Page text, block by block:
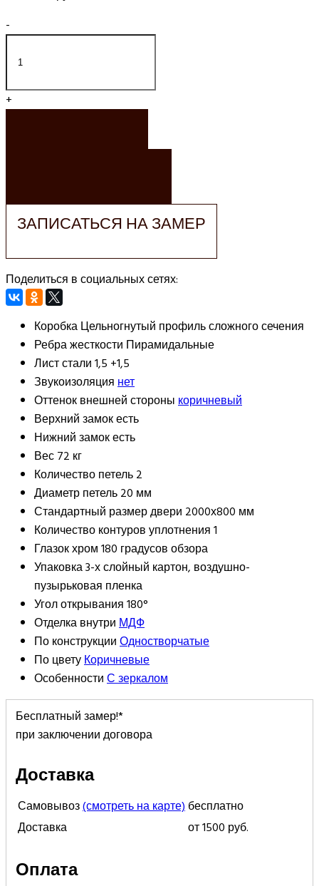
-
+
ЗАПИСАТЬСЯ НА ЗАМЕР
Поделиться в социальных сетях:
КоробкаЦельногнутый профиль сложного сечения
Ребра жесткости Пирамидальные
Лист стали1,5 +1,5
Звукоизоляциянет
Оттенок внешней стороныкоричневый
Верхний замокесть
Нижний замокесть
Вес72 кг
Количество петель2
Диаметр петель20 мм
Стандартный размер двери 2000х800 мм
Количество контуров уплотнения1
Глазокхром 180 градусов обзора
Упаковка3-х слойный картон, воздушно-
пузырьковая пленка
Угол открывания180°
Отделка внутриМДФ
По конструкцииОдностворчатые
По цветуКоричневые
ОсобенностиС зеркалом
Бесплатный замер!*
при заключении договора
Доставка
Самовывоз(смотреть на карте)бесплатно
Доставка
от 1500 руб.
Оплата